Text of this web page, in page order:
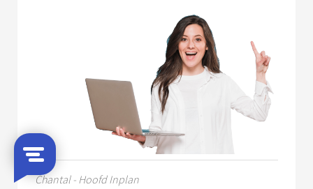
Chantal - Hoofd Inplan